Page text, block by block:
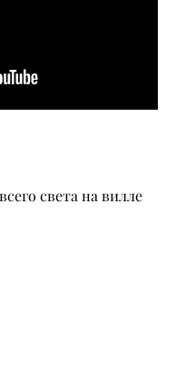
света на вилле